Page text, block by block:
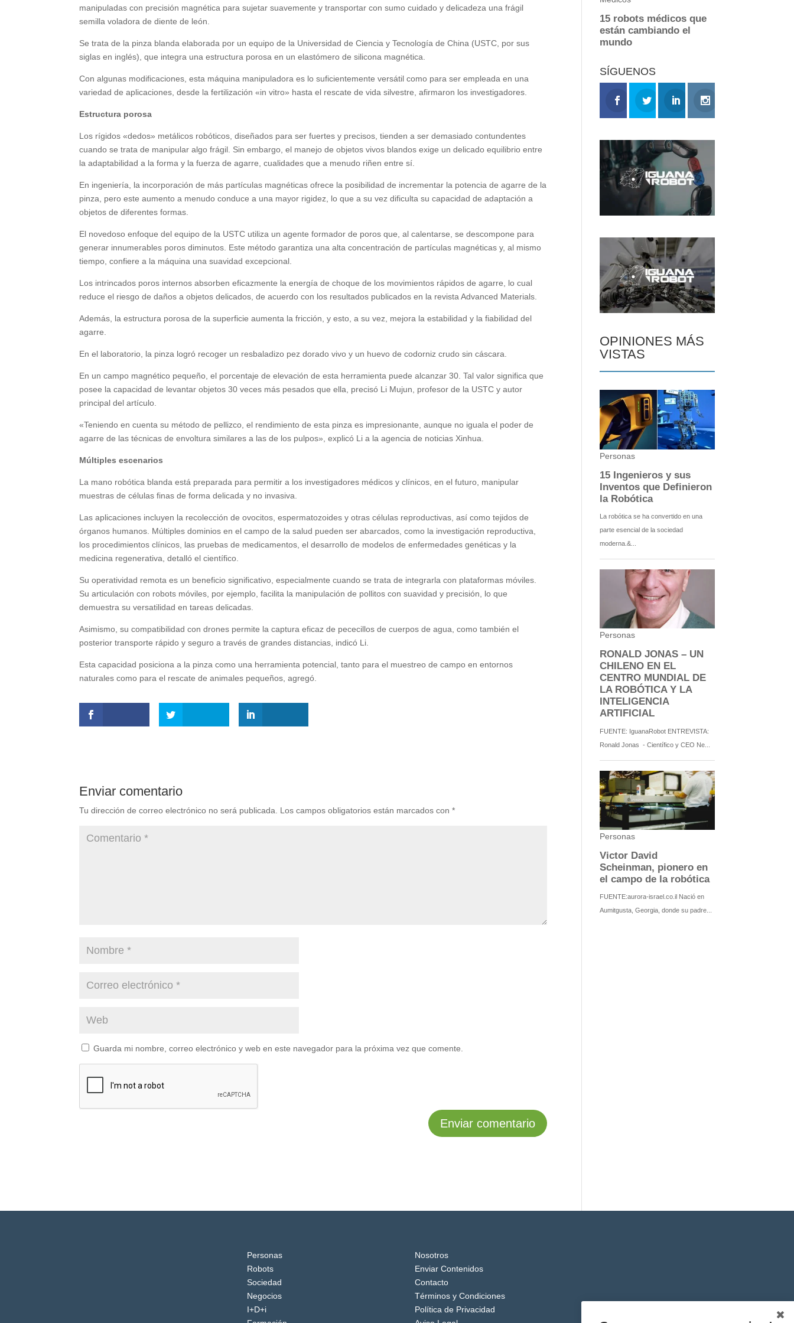
manipuladas con precisión magnética para sujetar suavemente y transportar con sumo cuidado y delicadeza una frágil
semilla voladora de diente de león.
Se trata de la pinza blanda elaborada por un equipo de la Universidad de Ciencia y Tecnología de China (USTC, por sus
siglas en inglés), que integra una estructura porosa en un elastómero de silicona magnética.
Con algunas modificaciones, esta máquina manipuladora es lo suficientemente versátil como para ser empleada en una
variedad de aplicaciones, desde la fertilización «in vitro» hasta el rescate de vida silvestre, afirmaron los investigadores.
Estructura porosa
Los rígidos «dedos» metálicos robóticos, diseñados para ser fuertes y precisos, tienden a ser demasiado contundentes
cuando se trata de manipular algo frágil. Sin embargo, el manejo de objetos vivos blandos exige un delicado equilibrio entre
la adaptabilidad a la forma y la fuerza de agarre, cualidades que a menudo riñen entre sí.
En ingeniería, la incorporación de más partículas magnéticas ofrece la posibilidad de incrementar la potencia de agarre de la
pinza, pero este aumento a menudo conduce a una mayor rigidez, lo que a su vez dificulta su capacidad de adaptación a
objetos de diferentes formas.
El novedoso enfoque del equipo de la USTC utiliza un agente formador de poros que, al calentarse, se descompone para
generar innumerables poros diminutos. Este método garantiza una alta concentración de partículas magnéticas y, al mismo
tiempo, confiere a la máquina una suavidad excepcional.
Los intrincados poros internos absorben eficazmente la energía de choque de los movimientos rápidos de agarre, lo cual
reduce el riesgo de daños a objetos delicados, de acuerdo con los resultados publicados en la revista Advanced Materials.
Además, la estructura porosa de la superficie aumenta la fricción, y esto, a su vez, mejora la estabilidad y la fiabilidad del
agarre.
En el laboratorio, la pinza logró recoger un resbaladizo pez dorado vivo y un huevo de codorniz crudo sin cáscara.
En un campo magnético pequeño, el porcentaje de elevación de esta herramienta puede alcanzar 30. Tal valor significa que
posee la capacidad de levantar objetos 30 veces más pesados que ella, precisó Li Mujun, profesor de la USTC y autor
principal del artículo.
«Teniendo en cuenta su método de pellizco, el rendimiento de esta pinza es impresionante, aunque no iguala el poder de
agarre de las técnicas de envoltura similares a las de los pulpos», explicó Li a la agencia de noticias Xinhua.
Múltiples escenarios
La mano robótica blanda está preparada para permitir a los investigadores médicos y clínicos, en el futuro, manipular
muestras de células finas de forma delicada y no invasiva.
Las aplicaciones incluyen la recolección de ovocitos, espermatozoides y otras células reproductivas, así como tejidos de
órganos humanos. Múltiples dominios en el campo de la salud pueden ser abarcados, como la investigación reproductiva,
los procedimientos clínicos, las pruebas de medicamentos, el desarrollo de modelos de enfermedades genéticas y la
medicina regenerativa, detalló el científico.
Su operatividad remota es un beneficio significativo, especialmente cuando se trata de integrarla con plataformas móviles.
Su articulación con robots móviles, por ejemplo, facilita la manipulación de pollitos con suavidad y precisión, lo que
demuestra su versatilidad en tareas delicadas.
Asimismo, su compatibilidad con drones permite la captura eficaz de pececillos de cuerpos de agua, como también el
posterior transporte rápido y seguro a través de grandes distancias, indicó Li.
Esta capacidad posiciona a la pinza como una herramienta potencial, tanto para el muestreo de campo en entornos
naturales como para el rescate de animales pequeños, agregó.
Enviar comentario
Tu dirección de correo electrónico no será publicada. Los campos obligatorios están marcados con*
Guarda mi nombre, correo electrónico y web en este navegador para la próxima vez que comente.
SÍGUENOS
OPINIONES MÁS
VISTAS
Personas
Robots
Sociedad
Negocios
I+D+i
Nosotros
Enviar Contenidos
Contacto
Términos y Condiciones
Política de Privacidad